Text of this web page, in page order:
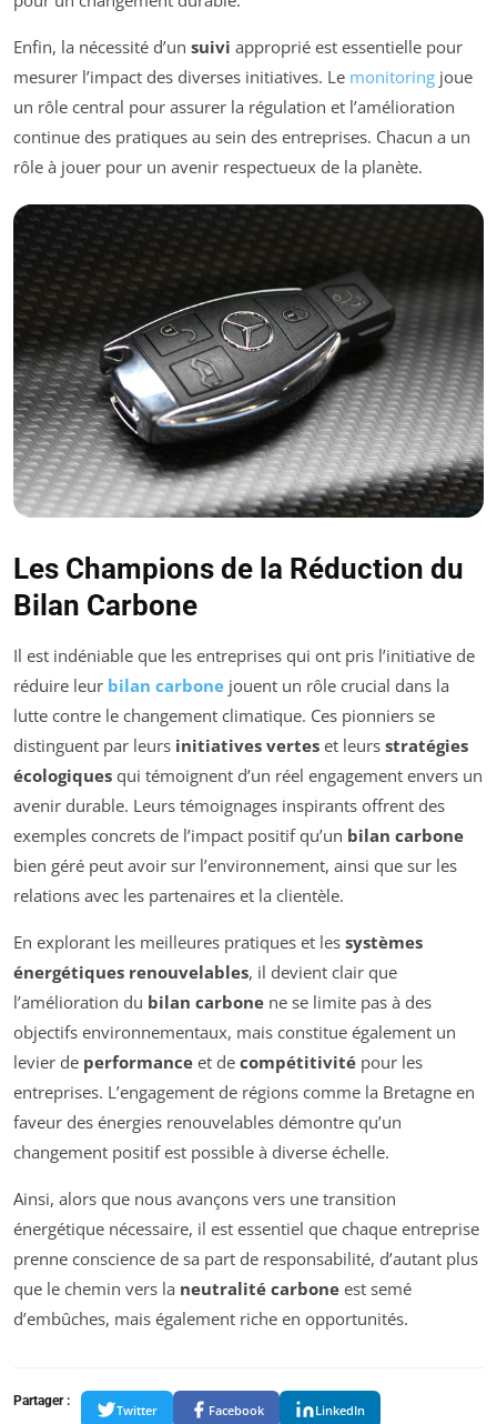
Enfin, la nécessité d’un suivi approprié est essentielle pour
mesurer l’impact des diverses initiatives. Le monitoring joue
un rôle central pour assurer la régulation et l’amélioration
continue des pratiques au sein des entreprises. Chacun a un
rôle à jouer pour un avenir respectueux de la planète.
Les Champions de la Réduction du
Bilan Carbone
Il est indéniable que les entreprises qui ont pris l’initiative de
réduire leur bilan carbone jouent un rôle crucial dans la
lutte contre le changement climatique. Ces pionniers se
distinguent par leurs initiatives vertes et leurs stratégies
écologiques qui témoignent d’un réel engagement envers un
avenir durable. Leurs témoignages inspirants offrent des
exemples concrets de l’impact positif qu’un bilan carbone
bien géré peut avoir sur l’environnement, ainsi que sur les
relations avec les partenaires et la clientèle.
En explorant les meilleures pratiques et les systèmes
énergétiques renouvelables, il devient clair que
l’amélioration du bilan carbone ne se limite pas à des
objectifs environnementaux, mais constitue également un
levier de performance et de compétitivité pour les
entreprises. L’engagement de régions comme la Bretagne en
faveur des énergies renouvelables démontre qu’un
changement positif est possible à diverse échelle.
Ainsi, alors que nous avançons vers une transition
énergétique nécessaire, il est essentiel que chaque entreprise
prenne conscience de sa part de responsabilité, d’autant plus
que le chemin vers la neutralité carbone est semé
d’embûches, mais également riche en opportunités.
Partager :
Twitter Facebook LinkedIn